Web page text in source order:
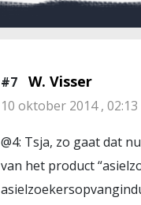
#7 W. Visser
10 oktober 2014 , 02:13
@4: Tsja, zo gaat dat
van het product